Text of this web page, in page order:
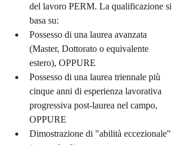
del lavoro PERM. La qualificazione si
basa su:
Possesso di una laurea avanzata
(Master, Dottorato o equivalente
estero), OPPURE
Possesso di una laurea triennale più
cinque anni di esperienza lavorativa
progressiva post-laurea nel campo,
OPPURE
Dimostrazione di "abilità eccezionale"